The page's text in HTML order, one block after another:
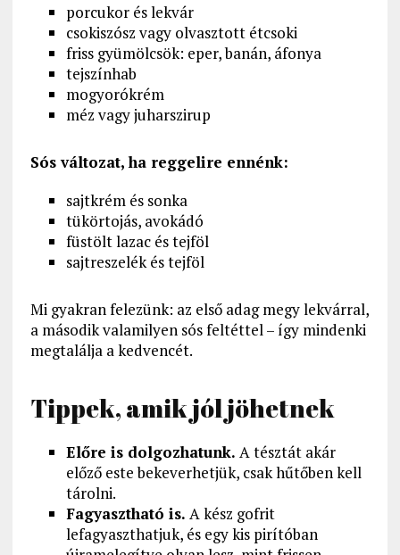
porcukor és lekvár
csokiszósz vagy olvasztott étcsoki
friss gyümölcsök: eper, banán, áfonya
tejszínhab
mogyorókrém
méz vagy juharszirup
Sós változat, ha reggelire ennénk:
sajtkrém és sonka
tükörtojás, avokádó
füstölt lazac és tejföl
sajtreszelék és tejföl
Mi gyakran felezünk: az első adag megy lekvárral,
a második valamilyen sós feltéttel – így mindenki
megtalálja a kedvencét.
Tippek, amik jól jöhetnek
Előre is dolgozhatunk. A tésztát akár
előző este bekeverhetjük, csak hűtőben kell
tárolni.
Fagyasztható is. A kész gofrit
lefagyaszthatjuk, és egy kis pirítóban